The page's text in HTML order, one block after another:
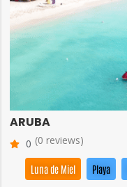
ARUBA
0 (0 reviews)
Luna de Miel Playa